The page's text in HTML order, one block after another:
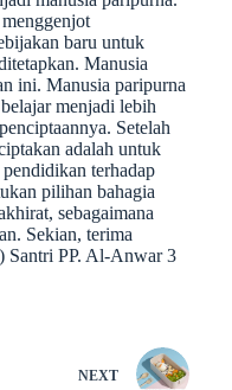
baru untuk
Manusia
ini. Manusia paripurna
menjadi lebih
Setelah
adalah untuk
terhadap
pilihan bahagia
sebagaimana
Sekian, terima
Santri PP. Al-Anwar 3
NEXT